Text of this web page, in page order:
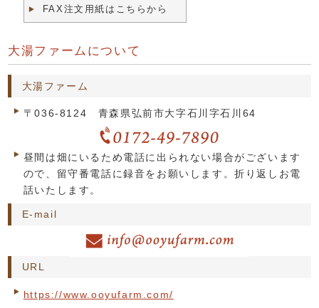
FAX注文用紙はこちらから
大湯ファームについて
大湯ファーム
〒036-8124 青森県弘前市大字石川字石川64
昼間は畑にいるため電話に出られない場合がございます
ので、留守番電話に録音をお願いします。折り返しお電
話いたします。
E-mail
URL
https://www.ooyufarm.com/